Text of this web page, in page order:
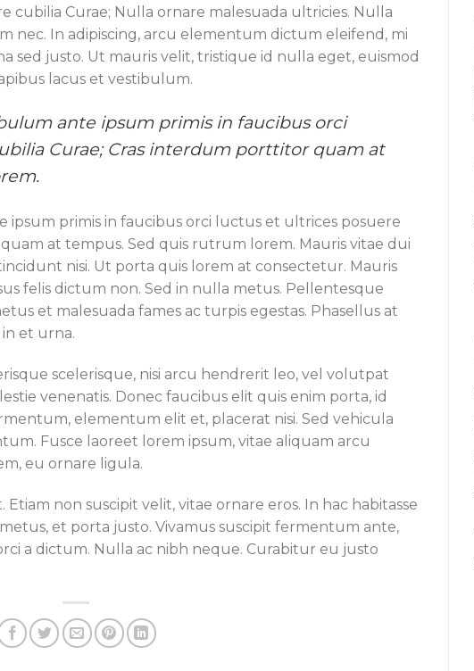
cubilia Curae; Nulla ornare malesuada ultricies. Nulla
nec. In adipiscing, arcu elementum dictum eleifend, mi
sed justo. Ut mauris velit, tristique id nulla eget, euismod
lacus et vestibulum.
ante ipsum primis in faucibus orci
Curae; Cras interdum porttitor quam at
primis in faucibus orci luctus et ultrices posuere
at tempus. Sed quis rutrum lorem. Mauris vitae dui
nisi. Ut porta quis lorem at consectetur. Mauris
felis dictum non. Sed in nulla metus. Pellentesque
et malesuada fames ac turpis egestas. Phasellus at
et urna.
scelerisque, nisi arcu hendrerit leo, vel volutpat
venenatis. Donec faucibus elit quis enim porta, id
elementum elit et, placerat nisi. Sed vehicula
Fusce laoreet lorem ipsum, vitae aliquam arcu
eu ornare ligula.
non suscipit velit, vitae ornare eros. In hac habitasse
et porta justo. Vivamus suscipit fermentum ante,
a dictum. Nulla ac nibh neque. Curabitur eu justo